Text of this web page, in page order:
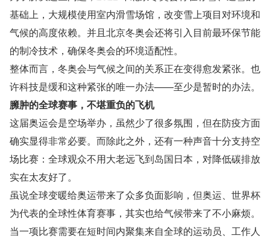
基础上，大规模使用室内滑雪场馆，改变雪上项目对环境和
气候的高度依赖。并且北京冬奥会还将引入目前最环保节能
的制冷技术，确保冬奥会的环境适配性。
整体而言，冬奥会与气候之间的关系正在变得愈发紧张。也
许科技是缓和这种紧张的唯一办法——至少是暂时的办法。
臃肿的全球赛事，不堪重负的飞机
这届奥运会是空场举办，虽然少了很多氛围，但在防疫方面
确实显得非常必要。而除此之外，还有一种声音十分支持空
场比赛：全球观众不用大老远飞到岛国日本，对降低碳排放
实在太友好了。
虽说全球变暖给奥运带来了众多负面影响，但奥运、世界杯
为代表的全球性体育赛事，其实也给气候带来了不小麻烦。
当一项比赛需要在短时间内聚集来自全球的运动员、工作人